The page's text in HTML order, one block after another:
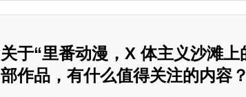
关于“里番动漫，X 体主义沙滩
部作品，有什么值得关注的内容？